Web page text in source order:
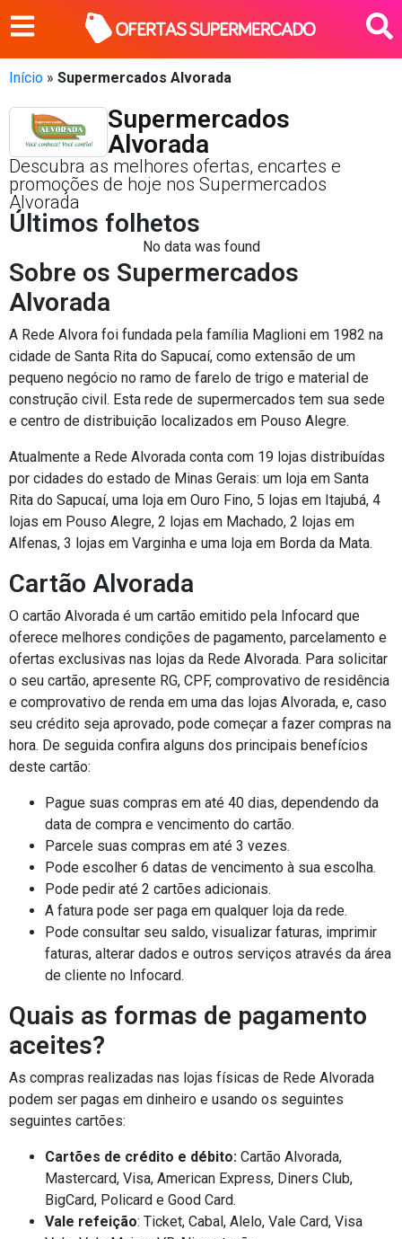
Início » Supermercados Alvorada
Supermercados
Alvorada
Descubra as melhores ofertas, encartes e
promoções de hoje nos Supermercados
Alvorada
Últimos folhetos
No data was found
Sobre os Supermercados
Alvorada
A Rede Alvora foi fundada pela família Maglioni em 1982 na
cidade de Santa Rita do Sapucaí, como extensão de um
pequeno negócio no ramo de farelo de trigo e material de
construção civil. Esta rede de supermercados tem sua sede
e centro de distribuição localizados em Pouso Alegre.
Atualmente a Rede Alvorada conta com 19 lojas distribuídas
por cidades do estado de Minas Gerais: um loja em Santa
Rita do Sapucaí, uma loja em Ouro Fino, 5 lojas em Itajubá, 4
lojas em Pouso Alegre, 2 lojas em Machado, 2 lojas em
Alfenas, 3 lojas em Varginha e uma loja em Borda da Mata.
Cartão Alvorada
O cartão Alvorada é um cartão emitido pela Infocard que
oferece melhores condições de pagamento, parcelamento e
ofertas exclusivas nas lojas da Rede Alvorada. Para solicitar
o seu cartão, apresente RG, CPF, comprovativo de residência
e comprovativo de renda em uma das lojas Alvorada, e, caso
seu crédito seja aprovado, pode começar a fazer compras na
hora. De seguida confira alguns dos principais benefícios
deste cartão:
Pague suas compras em até 40 dias, dependendo da
data de compra e vencimento do cartão.
Parcele suas compras em até 3 vezes.
Pode escolher 6 datas de vencimento à sua escolha.
Pode pedir até 2 cartões adicionais.
A fatura pode ser paga em qualquer loja da rede.
Pode consultar seu saldo, visualizar faturas, imprimir
faturas, alterar dados e outros serviços através da área
de cliente no Infocard.
Quais as formas de pagamento
aceites?
As compras realizadas nas lojas físicas de Rede Alvorada
podem ser pagas em dinheiro e usando os seguintes
seguintes cartões:
Cartões de crédito e débito: Cartão Alvorada,
Mastercard, Visa, American Express, Diners Club,
BigCard, Policard e Good Card.
Vale refeição: Ticket, Cabal, Alelo, Vale Card, Visa